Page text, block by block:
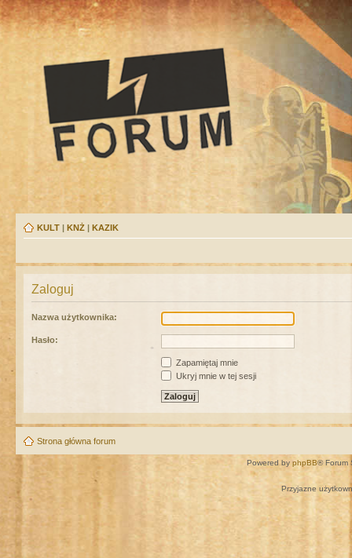
KULT | KNŻ | KAZIK
Zaloguj
Nazwa użytkownika:
Hasło:
Zapamiętaj mnie
Ukryj mnie w tej sesji
Strona główna forum
Powered by phpBB® Forum
Przyjazne